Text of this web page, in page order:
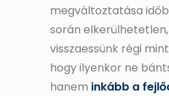
megváltoztatása
során
visszaessünk régi
hogy ilyenkor ne
hanem inkább a